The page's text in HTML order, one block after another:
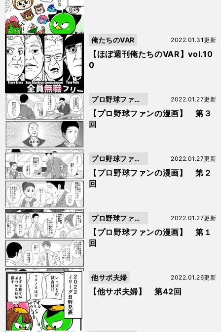
【ほぼ週刊俺たちのVAR】vol.10
0
2022.01.31更新
俺たちのVAR
【プロ野球ファンの漫画】 第３
回
2022.01.27更新
プロ野球ファン
の漫画
【プロ野球ファンの漫画】 第２
回
2022.01.27更新
プロ野球ファン
の漫画
【プロ野球ファンの漫画】 第１
回
2022.01.27更新
プロ野球ファン
の漫画
【他サポ夫婦】 第42回
2022.01.26更新
他サポ夫婦